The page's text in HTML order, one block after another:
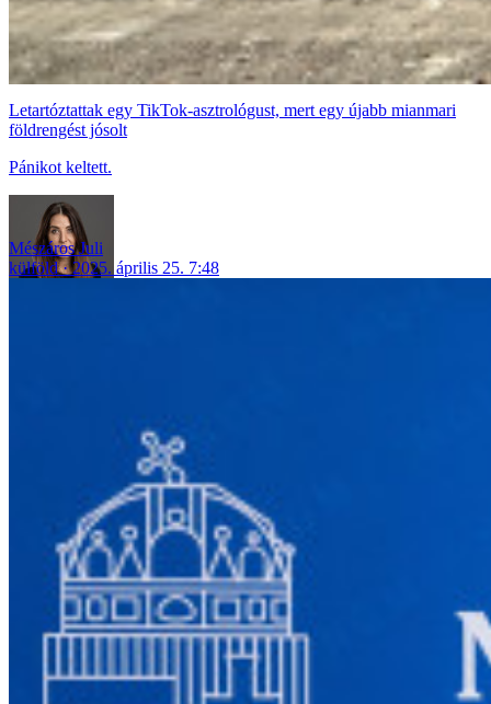
Letartóztattak egy TikTok-asztrológust, mert egy újabb mianmari
földrengést jósolt
Pánikot keltett.
Mészáros Juli
külföld
2025. április 25. 7:48